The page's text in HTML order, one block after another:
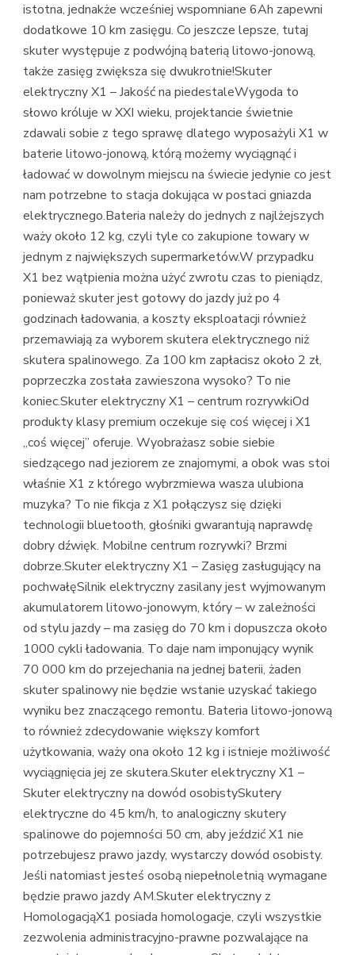
istotna, jednakże wcześniej wspomniane 6Ah zapewni
dodatkowe 10 km zasięgu. Co jeszcze lepsze, tutaj
skuter występuje z podwójną baterią litowo-jonową,
także zasięg zwiększa się dwukrotnie!Skuter
elektryczny X1 – Jakość na piedestaleWygoda to
słowo króluje w XXI wieku, projektancie świetnie
zdawali sobie z tego sprawę dlatego wyposażyli X1 w
baterie litowo-jonową, którą możemy wyciągnąć i
ładować w dowolnym miejscu na świecie jedynie co jest
nam potrzebne to stacja dokująca w postaci gniazda
elektrycznego.Bateria należy do jednych z najlżejszych
waży około 12 kg, czyli tyle co zakupione towary w
jednym z największych supermarketów.W przypadku
X1 bez wątpienia można użyć zwrotu czas to pieniądz,
ponieważ skuter jest gotowy do jazdy już po 4
godzinach ładowania, a koszty eksploatacji również
przemawiają za wyborem skutera elektrycznego niż
skutera spalinowego. Za 100 km zapłacisz około 2 zł,
poprzeczka została zawieszona wysoko? To nie
koniec.Skuter elektryczny X1 – centrum rozrywkiOd
produkty klasy premium oczekuje się coś więcej i X1
„coś więcej” oferuje. Wyobrażasz sobie siebie
siedzącego nad jeziorem ze znajomymi, a obok was stoi
właśnie X1 z którego wybrzmiewa wasza ulubiona
muzyka? To nie fikcja z X1 połączysz się dzięki
technologii bluetooth, głośniki gwarantują naprawdę
dobry dźwięk. Mobilne centrum rozrywki? Brzmi
dobrze.Skuter elektryczny X1 – Zasięg zasługujący na
pochwałęSilnik elektryczny zasilany jest wyjmowanym
akumulatorem litowo-jonowym, który – w zależności
od stylu jazdy – ma zasięg do 70 km i dopuszcza około
1000 cykli ładowania. To daje nam imponujący wynik
70 000 km do przejechania na jednej baterii, żaden
skuter spalinowy nie będzie wstanie uzyskać takiego
wyniku bez znaczącego remontu. Bateria litowo-jonową
to również zdecydowanie większy komfort
użytkowania, waży ona około 12 kg i istnieje możliwość
wyciągnięcia jej ze skutera.Skuter elektryczny X1 –
Skuter elektryczny na dowód osobistySkutery
elektryczne do 45 km/h, to analogiczny skutery
spalinowe do pojemności 50 cm, aby jeździć X1 nie
potrzebujesz prawo jazdy, wystarczy dowód osobisty.
Jeśli natomiast jesteś osobą niepełnoletnią wymagane
będzie prawo jazdy AM.Skuter elektryczny z
HomologacjąX1 posiada homologacje, czyli wszystkie
zezwolenia administracyjno-prawne pozwalające na